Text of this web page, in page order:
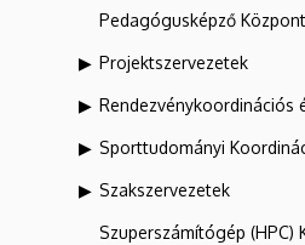
Pedagógusképző Központ
Projektszervezetek
Rendezvénykoordinációs
Sporttudományi
Szakszervezetek
Szuperszámítógép (HPC)